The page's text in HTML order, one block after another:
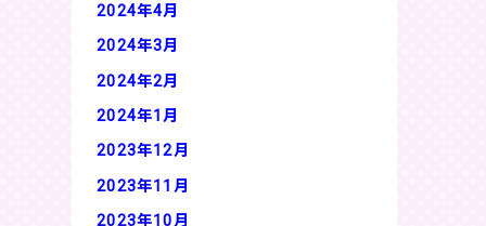
2024年4月
2024年3月
2024年2月
2024年1月
2023年12月
2023年11月
2023年10月